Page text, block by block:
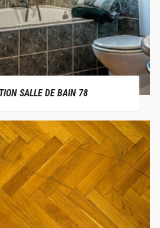
SALLE DE BAIN 78